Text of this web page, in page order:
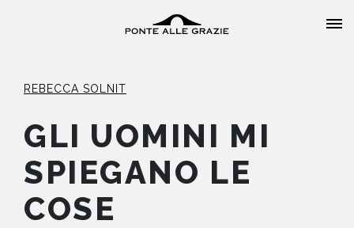
HOME
REBECCA SOLNIT
GLI UOMINI MI
SPIEGANO LE
COSE